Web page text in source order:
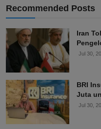
Recommended Posts
Iran
Jul 30,
BRI
Juta
Jul 30,